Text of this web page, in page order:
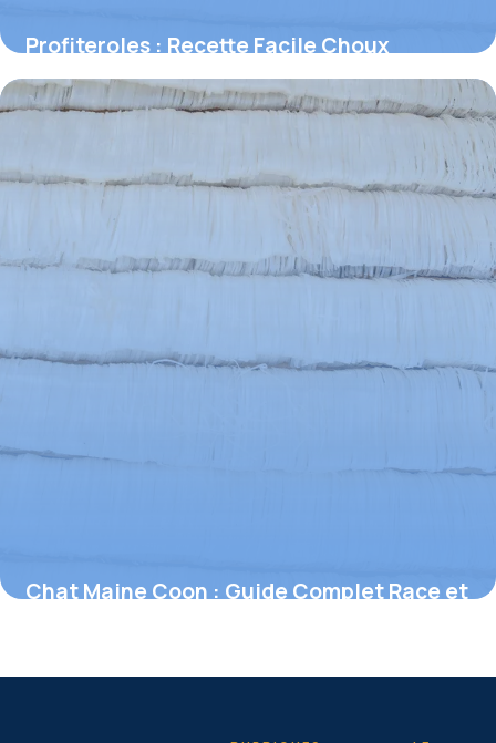
Profiteroles : Recette Facile Choux
Parfaits
27 juin 2026
Chat Maine Coon : Guide Complet Race et